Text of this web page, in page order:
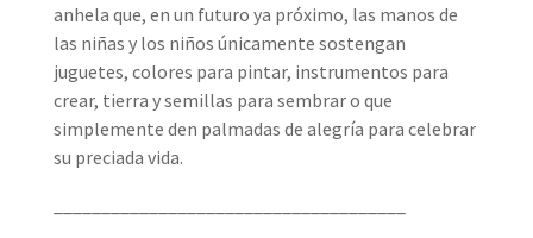
anhela que, en un futuro ya próximo, las manos de
las niñas y los niños únicamente sostengan
juguetes, colores para pintar, instrumentos para
crear, tierra y semillas para sembrar o que
simplemente den palmadas de alegría para celebrar
su preciada vida.